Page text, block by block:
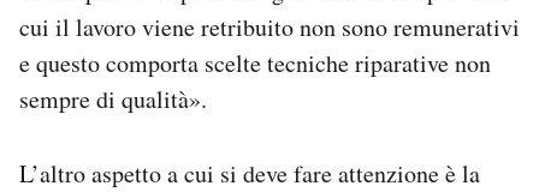
cui il lavoro viene retribuito non sono remunerativi
e questo comporta scelte tecniche riparative non
sempre di qualità».
L’altro aspetto a cui si deve fare attenzione è la